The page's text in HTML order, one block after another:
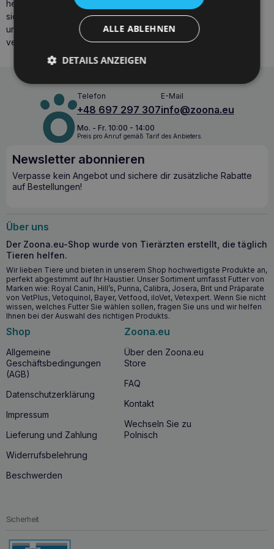
hergestellt sind. Wir garantieren, dass er lange Zeit ohne
sichtbare Gebrauchsspuren hält. Er ist sehr leicht zu reinigen,
und die stabile Konstruktion und das robuste Material
verhindern, dass der Napf umkippt.
Telefon
+48 697 297 307
E-Mail
info@zoona.eu
Mo. - Fr. 10:00 - 14:00
Preis pro Anruf gemäß Tarif des Anbieters.
Newsletter abonnieren
Verpasse kein Angebot und sichere dir zusätzliche Rabatte
auf Bestellungen!
Über uns
Der Zoona.eu-Shop wurde von Tierärzten erstellt, die täglich
Tieren helfen.
Wir lieben Tiere und bieten in unserem Shop hochwertigste Produkte an,
perfekt abgestimmt auf Ihr Haustier. Unser Sortiment umfasst Futter von
Marken wie: Royal Canin, Hill’s, Purina, Calibra, Josera, Brit und Präparate
von VetPlus, Vetoquinol, Bayer, Vetfood, iloVet, Vetexpert. Wenn Sie nicht
wissen, welches Futter Sie wählen sollen, fragen Sie uns und wir helfen
Ihnen bei der Auswahl des richtigen Produkts.
Shop
Allgemeine
Geschäftsbedingungen
(AGB)
Datenschutzerklärung
Impressum
Lieferung und Zahlung
Widerrufsbelehrung
Beschwerden
Zoona.eu
Über den Zoona.eu
Store
FAQ
Kontakt
Wechseln Sie zu
Polnisch
Sicherheit
ALLE ABLEHNEN
DETAILS ANZEIGEN